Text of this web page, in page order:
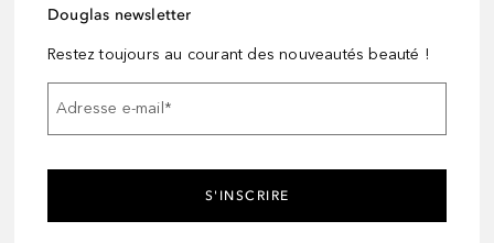
Douglas newsletter
Restez toujours au courant des nouveautés beauté !
Adresse e-mail*
S'INSCRIRE